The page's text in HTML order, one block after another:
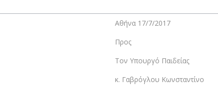
Αθήνα 17/7/2017
Προς
Τον Υπουργό Παιδείας
κ. Γαβρόγλου Κωνσταντίνο